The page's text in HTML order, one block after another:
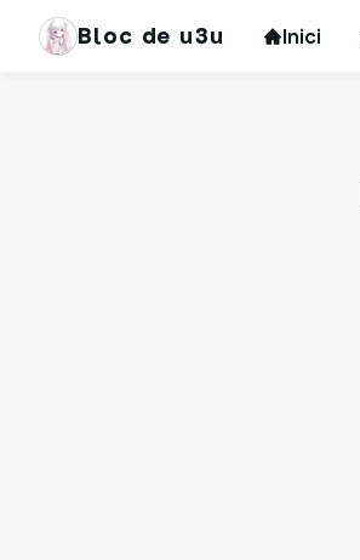
Bloc de u3u Inici